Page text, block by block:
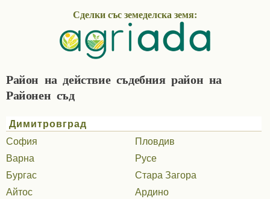
Район на действие съдебния район на
Районен съд
София
Пловдив
Варна
Русе
Бургас
Стара Загора
Айтос
Ардино
Димитровград
Сделки със земеделска земя: